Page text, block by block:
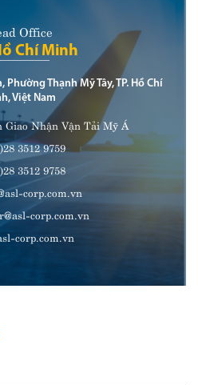
Office
Chí Minh
Thạnh Mỹ Tây, TP. Hồ Chí
Việt Nam
Giao Nhận Vận Tải Mỹ Á
3512 9759
3512 9758
corp.com.vn
corp.com.vn
corp.com.vn